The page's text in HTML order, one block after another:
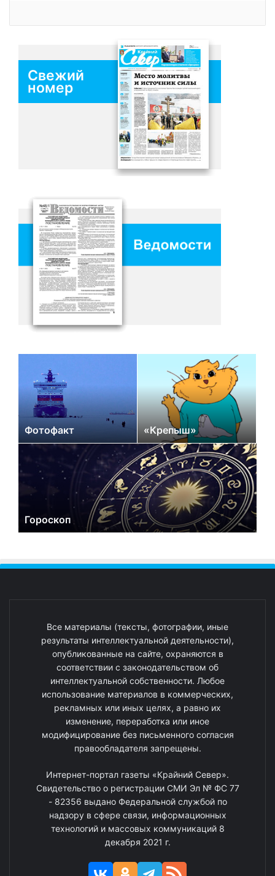
Свежий
номер
Фотофакт «Крепыш»
Гороскоп
Все материалы (тексты, фотографии, иные
результаты интеллектуальной деятельности),
опубликованные на сайте, охраняются в
соответствии с законодательством об
интеллектуальной собственности. Любое
использование материалов в коммерческих,
рекламных или иных целях, а равно их
изменение, переработка или иное
модифицирование без письменного согласия
правообладателя запрещены.
Интернет-портал газеты «Крайний Север».
Свидетельство о регистрации СМИ Эл № ФС 77
- 82356 выдано Федеральной службой по
надзору в сфере связи, информационных
технологий и массовых коммуникаций 8
декабря 2021 г.